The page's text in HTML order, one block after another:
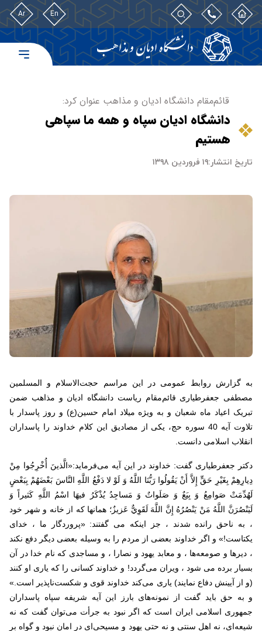
En
Ar
قائم‌مقام دانشگاه ادیان و مذاهب عنوان کرد:
دانشگاه ادیان سپاه و همه ما سپاهی
هستیم
تاریخ انتشار:۱۹ فروردین ۱۳۹۸
به گزارش روابط عمومی در این مراسم حجت‌الاسلام و المسلمین
مصطفی جعفرطیاری قائم‌مقام ریاست دانشگاه ادیان و مذاهب ضمن
تبریک اعیاد ماه شعبان و به ویژه میلاد امام حسین(ع) و روز پاسدار با
تلاوت آیه 40 سوره حج، یکی از مصادیق این کلام خداوند را پاسداران
انقلاب اسلامی دانست.
دکتر جعفرطیاری گفت: خداوند در این آیه می‌فرماید:«الَّذينَ أُخْرِجُوا مِنْ
دِيارِهِمْ بِغَيْرِ حَقٍّ إِلاَّ أَنْ يَقُولُوا رَبُّنَا اللَّهُ وَ لَوْ لا دَفْعُ اللَّهِ النَّاسَ بَعْضَهُمْ بِبَعْضٍ
لَهُدِّمَتْ صَوامِعُ وَ بِيَعٌ وَ صَلَواتٌ وَ مَساجِدُ يُذْکَرُ فيهَا اسْمُ اللَّهِ کَثيراً وَ
لَيَنْصُرَنَّ اللَّهُ مَنْ يَنْصُرُهُ إِنَّ اللَّهَ لَقَوِيٌّ عَزيزٌ؛ همانها که از خانه و شهر خود
، به ناحق رانده شدند ، جز اینکه می گفتند: «پروردگار ما ، خدای
یکتاست!» و اگر خداوند بعضی از مردم را به وسیله بعضی دیگر دفع نکند
، دیرها و صومعه‌ها ، و معابد یهود و نصارا ، و مساجدی که نام خدا در آن
بسیار برده می شود ، ویران می‌گردد! و خداوند کسانی را که یاری او کنند
(و از آیینش دفاع نمایند) یاری می‌کند خداوند قوی و شکست‌ناپذیر است.»
و به حق باید گفت از نمونه‌های بارز این آیه شریفه سپاه پاسداران
جمهوری اسلامی ایران است که اگر نبود به جرأت می‌توان گفت که نه
شیعه‌ای، نه اهل سنتی و نه حتی یهود و مسیحی‌ای در امان نبود و گواه بر